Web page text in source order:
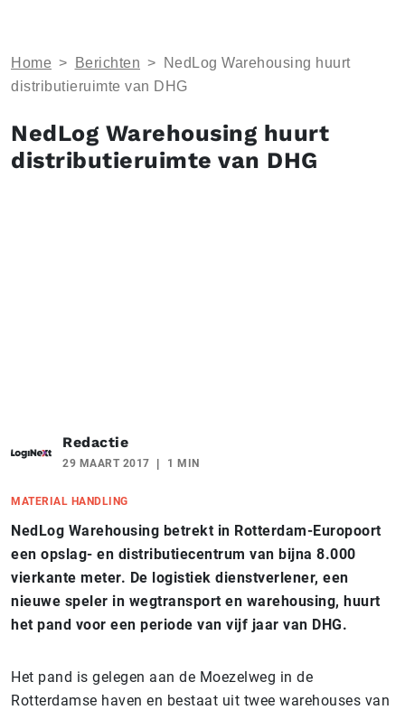
Home > Berichten >
NedLog Warehousing huurt
distributieruimte van DHG
NedLog Warehousing huurt
distributieruimte van DHG
Redactie
29 MAART 2017 1 MIN
MATERIAL HANDLING
NedLog Warehousing betrekt in Rotterdam-Europoort
een opslag- en distributiecentrum van bijna 8.000
vierkante meter. De logistiek dienstverlener, een
nieuwe speler in wegtransport en warehousing, huurt
het pand voor een periode van vijf jaar van DHG.
Het pand is gelegen aan de Moezelweg in de
Rotterdamse haven en bestaat uit twee warehouses van